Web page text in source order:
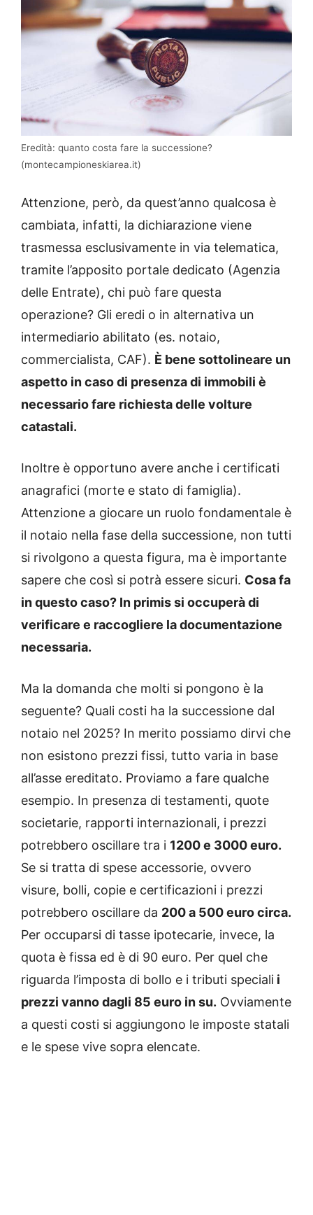
Eredità: quanto costa fare la successione?
(montecampioneskiarea.it)
Attenzione, però, da quest’anno qualcosa è
cambiata, infatti, la dichiarazione viene
trasmessa esclusivamente in via telematica,
tramite l’apposito portale dedicato (Agenzia
delle Entrate), chi può fare questa
operazione? Gli eredi o in alternativa un
intermediario abilitato (es. notaio,
commercialista, CAF). È bene sottolineare un
aspetto in caso di presenza di immobili è
necessario fare richiesta delle volture
catastali.
Inoltre è opportuno avere anche i certificati
anagrafici (morte e stato di famiglia).
Attenzione a giocare un ruolo fondamentale è
il notaio nella fase della successione, non tutti
si rivolgono a questa figura, ma è importante
sapere che così si potrà essere sicuri. Cosa fa
in questo caso? In primis si occuperà di
verificare e raccogliere la documentazione
necessaria.
Ma la domanda che molti si pongono è la
seguente? Quali costi ha la successione dal
notaio nel 2025? In merito possiamo dirvi che
non esistono prezzi fissi, tutto varia in base
all’asse ereditato. Proviamo a fare qualche
esempio. In presenza di testamenti, quote
societarie, rapporti internazionali, i prezzi
potrebbero oscillare tra i 1200 e 3000 euro.
Se si tratta di spese accessorie, ovvero
visure, bolli, copie e certificazioni i prezzi
potrebbero oscillare da 200 a 500 euro circa.
Per occuparsi di tasse ipotecarie, invece, la
quota è fissa ed è di 90 euro. Per quel che
riguarda l’imposta di bollo e i tributi speciali i
prezzi vanno dagli 85 euro in su. Ovviamente
a questi costi si aggiungono le imposte statali
e le spese vive sopra elencate.